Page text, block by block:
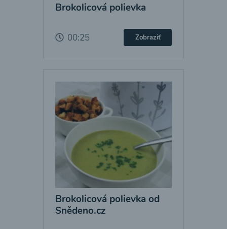
Brokolicová polievka
00:25 Zobraziť
Brokolicová polievka od
Snědeno.cz